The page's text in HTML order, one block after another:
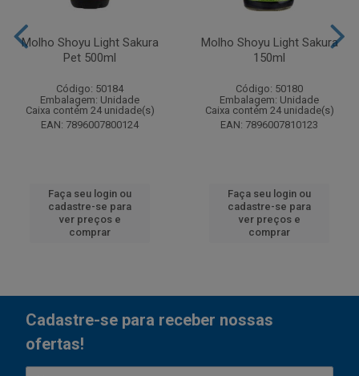
Molho Shoyu Light Sakura
Pet 500ml
Código: 50184
Embalagem: Unidade
Caixa contém 24 unidade(s)
EAN: 7896007800124
Faça seu login ou
cadastre-se para
ver preços e
comprar
Molho Shoyu Light Sakura
150ml
Código: 50180
Embalagem: Unidade
Caixa contém 24 unidade(s)
EAN: 7896007810123
Faça seu login ou
cadastre-se para
ver preços e
comprar
Cadastre-se para receber nossas
ofertas!